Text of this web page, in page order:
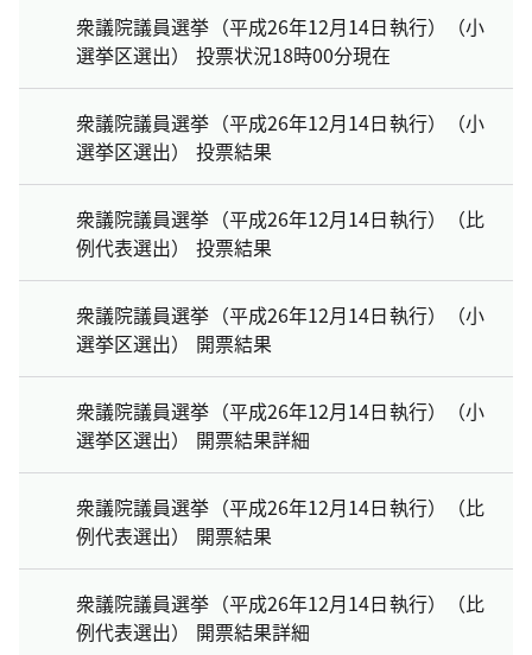
衆議院議員選挙（平成26年12月14日執行）（小
選挙区選出） 投票状況18時00分現在
衆議院議員選挙（平成26年12月14日執行）（小
選挙区選出） 投票結果
衆議院議員選挙（平成26年12月14日執行）（比
例代表選出） 投票結果
衆議院議員選挙（平成26年12月14日執行）（小
選挙区選出） 開票結果
衆議院議員選挙（平成26年12月14日執行）（小
選挙区選出） 開票結果詳細
衆議院議員選挙（平成26年12月14日執行）（比
例代表選出） 開票結果
衆議院議員選挙（平成26年12月14日執行）（比
例代表選出） 開票結果詳細